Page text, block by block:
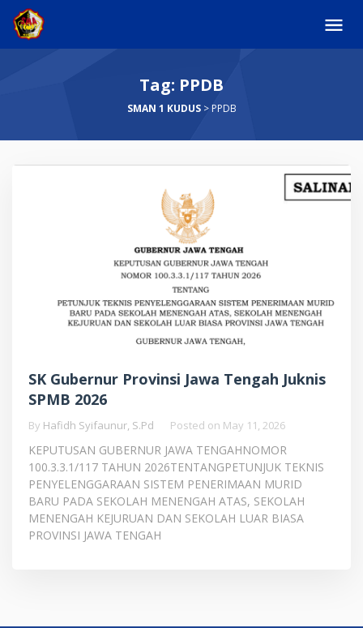
Skip
content
Tag: PPDB
SMAN 1 KUDUS>PPDB
SK Gubernur Provinsi Jawa Tengah Juknis
SPMB 2026
By Hafidh Syifaunur, S.Pd Posted on May 11, 2026
KEPUTUSAN GUBERNUR JAWA TENGAHNOMOR
100.3.3.1/117 TAHUN 2026TENTANGPETUNJUK TEKNIS
PENYELENGGARAAN SISTEM PENERIMAAN MURID
BARU PADA SEKOLAH MENENGAH ATAS, SEKOLAH
MENENGAH KEJURUAN DAN SEKOLAH LUAR BIASA
PROVINSI JAWA TENGAH